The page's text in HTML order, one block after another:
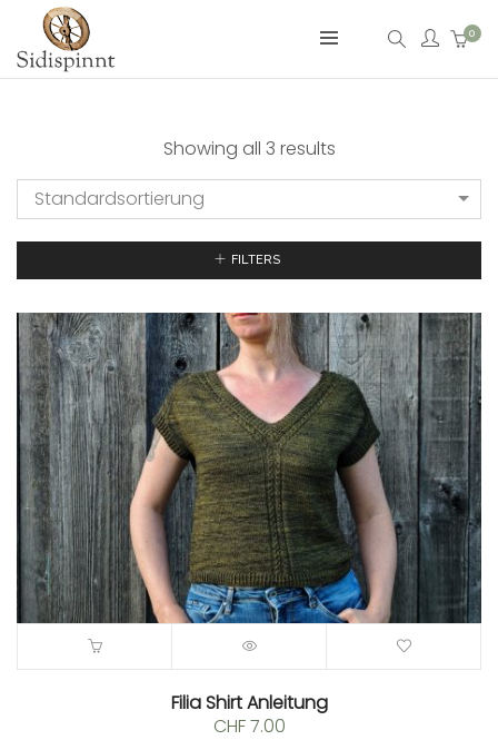
0
Showing all 3 results
Standardsortierung
FILTERS
Filia Shirt Anleitung
CHF7.00